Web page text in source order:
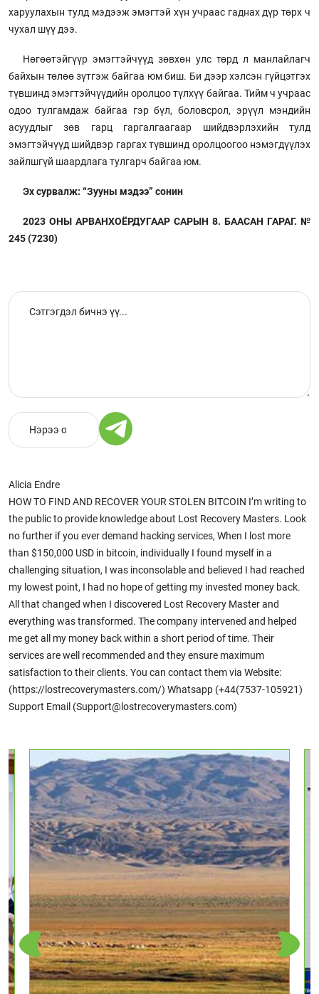
харуулахын тулд мэдээж эмэгтэй хүн учраас гаднах дүр төрх ч
чухал шүү дээ.
Нөгөөтэйгүүр эмэгтэйчүүд зөвхөн улс төрд л манлайлагч
байхын төлөө зүтгэж байгаа юм биш. Би дээр хэлсэн гүйцэтгэх
түвшинд эмэгтэйчүүдийн оролцоо түлхүү байгаа. Тийм ч учраас
одоо тулгамдаж байгаа гэр бүл, боловсрол, эрүүл мэндийн
асуудлыг зөв гарц гаргалгаагаар шийдвэрлэхийн тулд
эмэгтэйчүүд шийдвэр гаргах түвшинд оролцоогоо нэмэгдүүлэх
зайлшгүй шаардлага тулгарч байгаа юм.
Эх сурвалж: “Зууны мэдээ” сонин
2023 ОНЫ АРВАНХОЁРДУГААР САРЫН 8. БААСАН ГАРАГ. №
245 (7230)
Alicia Endre
HOW TO FIND AND RECOVER YOUR STOLEN BITCOIN I’m writing to
the public to provide knowledge about Lost Recovery Masters. Look
no further if you ever demand hacking services, When I lost more
than $150,000 USD in bitcoin, individually I found myself in a
challenging situation, I was inconsolable and believed I had reached
my lowest point, I had no hope of getting my invested money back.
All that changed when I discovered Lost Recovery Master and
everything was transformed. The company intervened and helped
me get all my money back within a short period of time. Their
services are well recommended and they ensure maximum
satisfaction to their clients. You can contact them via Website:
(https://lostrecoverymasters.com/) Whatsapp (+44(7537-105921)
Support Email (Support@lostrecoverymasters.com)